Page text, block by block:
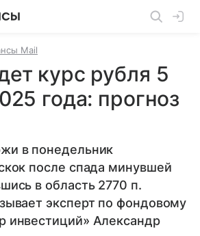
Mail
курс рубля 5
года: прогноз
в понедельник
после спада минувшей
в область 2770 п.
эксперт по фондовому
инвестиций» Александр